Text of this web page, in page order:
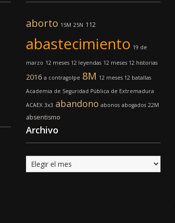
aborto 15M 25N 112
abastecimiento 19 de
marzo 12 meses 12 leyendas 12 meses 12 historias
2016 a contragolpe 8M 12 meses 12 batallas
Academia de Seguridad Pública de Extremadura
ACAEX 3x3 abandono abonos abogados 22M
absentismo
Archivo
Archivo